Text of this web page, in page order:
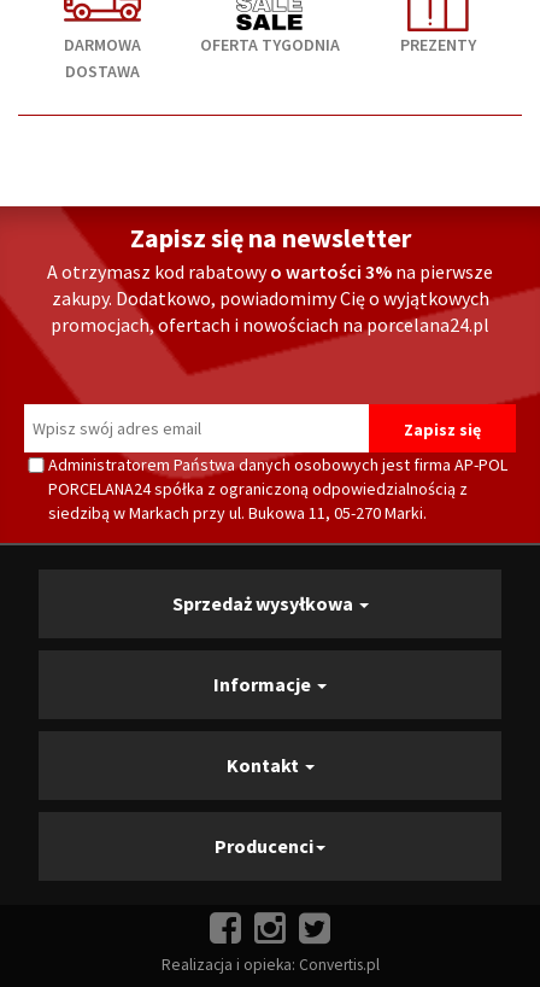
DARMOWA
DOSTAWA
OFERTA TYGODNIA PREZENTY
Zapisz się na newsletter
A otrzymasz kod rabatowyo wartości 3% na pierwsze
zakupy. Dodatkowo, powiadomimy Cię o wyjątkowych
promocjach, ofertach i nowościach na porcelana24.pl
Administratorem Państwa danych osobowych jest firma AP-POL
PORCELANA24 spółka z ograniczoną odpowiedzialnością z
siedzibą w Markach przy ul. Bukowa 11, 05-270 Marki.
Sprzedaż wysyłkowa
Informacje
Kontakt
Producenci
Realizacja i opieka: Convertis.pl